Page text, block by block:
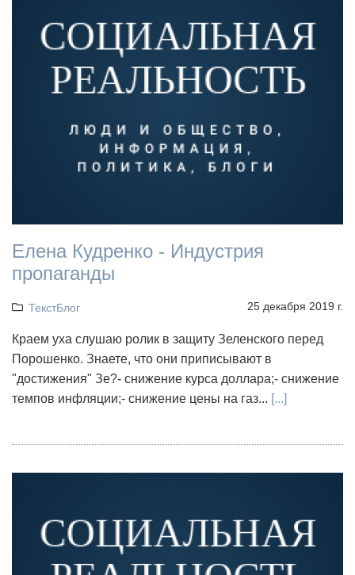
Елена Кудренко - Индустрия
пропаганды
ТекстБлог 25 декабря 2019 г.
Краем уха слушаю ролик в защиту Зеленского перед
Порошенко. Знаете, что они приписывают в
"достижения" Зе?- снижение курса доллара;- снижение
темпов инфляции;- снижение цены на газ... [...]